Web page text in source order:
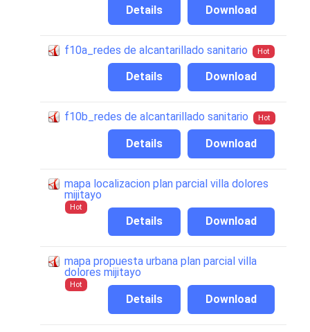
Download
Details
f10a_redes de alcantarillado sanitario Hot
Download
Details
f10b_redes de alcantarillado sanitario Hot
Download
Details
mapa localizacion plan parcial villa dolores
mijitayo
Hot
Download
Details
mapa propuesta urbana plan parcial villa
dolores mijitayo
Hot
Download
Details